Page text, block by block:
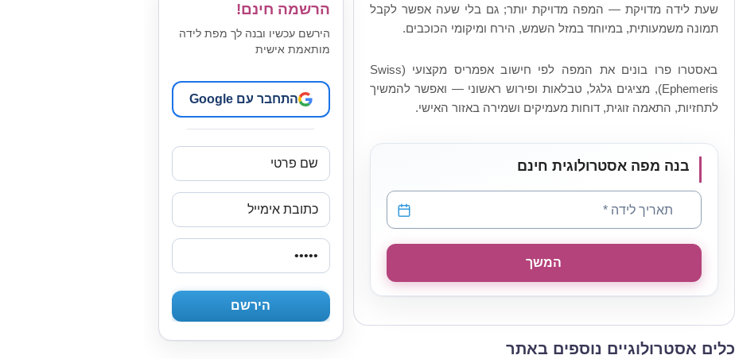
שעת לידה מדויקת — המפה מדויקת יותר; גם בלי שעה אפשר לקבל
תמונה משמעותית, במיוחד במזל השמש, הירח ומיקומי הכוכבים.
באסטרו פרו בונים את המפה לפי חישוב אפמריס מקצועי (Swiss
Ephemeris), מציגים גלגל, טבלאות ופירוש ראשוני — ואפשר להמשיך
לתחזיות, התאמה זוגית, דוחות מעמיקים ושמירה באזור האישי.
בנה מפה אסטרולוגית חינם
תאריך לידה
המשך
כלים אסטרולוגיים נוספים באתר
הרשמה חינם!
הירשם עכשיו ובנה לך מפת לידה
מותאמת אישית
התחבר עם Google